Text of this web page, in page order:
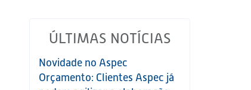
ÚLTIMAS NOTÍCIAS
Novidade no Aspec
Orçamento: Clientes Aspec já